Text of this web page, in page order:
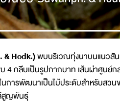
& Hodk.)พบบริเวณทุ่งนาบนแนวสั
4 กลีบเป็นรูปกากบาท เส้นผ่าศูนย์ก
การพัฒนาเป็นไม้ประดับสำหรับสวน
สูญพันธุ์